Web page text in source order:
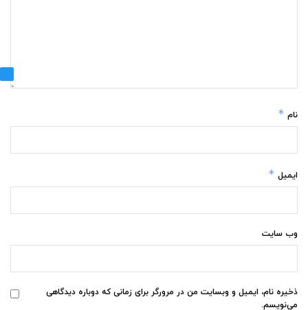
نام *
ایمیل *
وب‌ سایت
ذخیره نام، ایمیل و وبسایت من در مرورگر برای زمانی که دوباره دیدگاهی
می‌نویسم.